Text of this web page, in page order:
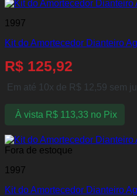
1997
Kit do Amortecedor Dianteiro
R$ 125,92
Em até 10x de R$ 12,59 sem
À vista R$113,33 no Pix
Fora de estoque
1997
Kit do Amortecedor Dianteiro